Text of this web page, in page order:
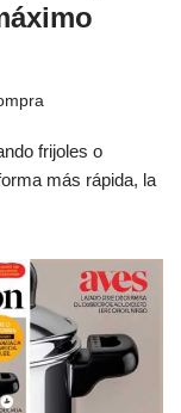
frijoles o
más rápida, la